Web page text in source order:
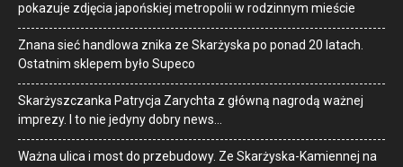
pokazuje zdjęcia japońskiej metropolii w rodzinnym mieście
Znana sieć handlowa znika ze Skarżyska po ponad 20 latach.
Ostatnim sklepem było Supeco
Skarżyszczanka Patrycja Zarychta z główną nagrodą ważnej
imprezy. I to nie jedyny dobry news…
Ważna ulica i most do przebudowy. Ze Skarżyska-Kamiennej na